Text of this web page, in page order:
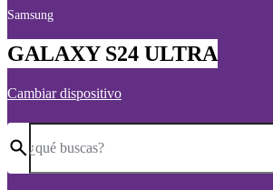
Samsung
GALAXY S24 ULTRA
Cambiar dispositivo
¿qué buscas?